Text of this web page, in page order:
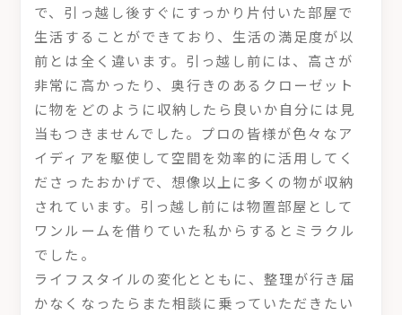
で、引っ越し後すぐにすっかり片付いた部屋で
生活することができており、生活の満足度が以
前とは全く違います。引っ越し前には、高さが
非常に高かったり、奥行きのあるクローゼット
に物をどのように収納したら良いか自分には見
当もつきませんでした。プロの皆様が色々なア
イディアを駆使して空間を効率的に活用してく
ださったおかげで、想像以上に多くの物が収納
されています。引っ越し前には物置部屋として
ワンルームを借りていた私からするとミラクル
でした。
ライフスタイルの変化とともに、整理が行き届
かなくなったらまた相談に乗っていただきたい